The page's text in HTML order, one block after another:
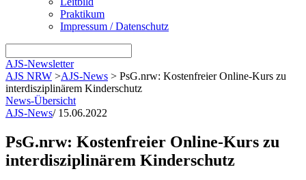
Praktikum
Impressum / Datenschutz
AJS-Newsletter
AJS NRW >AJS-News > PsG.nrw: Kostenfreier Online-Kurs zu
interdisziplinärem Kinderschutz
News-Übersicht
AJS-News/ 15.06.2022
PsG.nrw: Kostenfreier Online-Kurs zu
interdisziplinärem Kinderschutz